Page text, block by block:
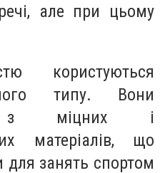
але при цьому
користуються
типу. Вони
з міцних і
матеріалів, що
для занять спортом